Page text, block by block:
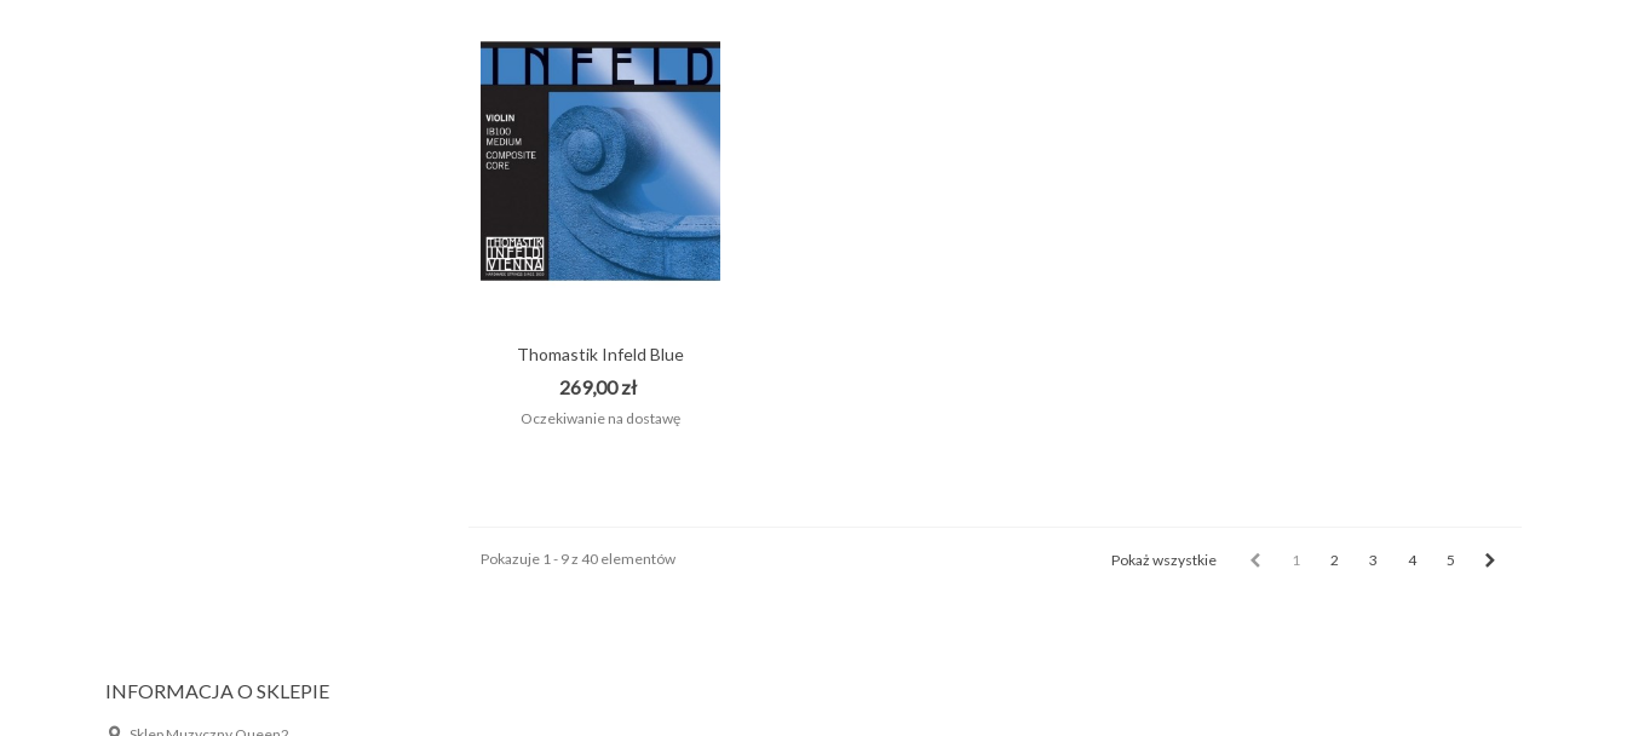
Thomastik Infeld Blue
IB100...
269,00 zł
Oczekiwanie na dostawę
1 2 3 4 5
Pokaż wszystkie
Pokazuje 1 - 9 z 40 elementów
INFORMACJA O SKLEPIE